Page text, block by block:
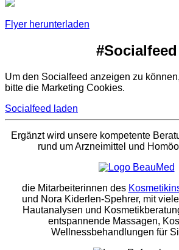
Flyer herunterladen
#Socialfeed
Um den Socialfeed anzeigen zu
bitte die Marketing Cookies.
Socialfeed laden
Ergänzt wird unsere kompetente
rund um Arzneimittel und
die Mitarbeiterinnen des
und Nora Kiderlen-Spehrer, mit
Hautanalysen und
entspannende Massagen,
Wellnessbehandlungen für